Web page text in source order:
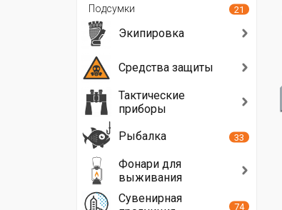
Подсумки 21
Экипировка
Средства защиты
Тактические
приборы
Рыбалка
33
Фонари для
выживания
Сувенирная
74